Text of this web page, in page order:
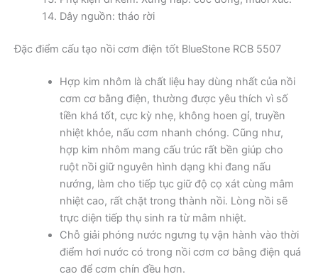
Dây nguồn: tháo rời
Đặc điểm cấu tạo nồi cơm điện tốt BlueStone RCB 5507
Hợp kim nhôm là chất liệu hay dùng nhất của nồi
cơm cơ bằng điện, thường được yêu thích vì số
tiền khá tốt, cực kỳ nhẹ, không hoen gỉ, truyền
nhiệt khỏe, nấu cơm nhanh chóng. Cũng như,
hợp kim nhôm mang cấu trúc rất bền giúp cho
ruột nồi giữ nguyên hình dạng khi đang nấu
nướng, làm cho tiếp tục giữ độ cọ xát cùng mâm
nhiệt cao, rất chặt trong thành nồi. Lòng nồi sẽ
trực diện tiếp thụ sinh ra từ mâm nhiệt.
Chỗ giải phóng nước ngưng tụ vận hành vào thời
điểm hơi nước có trong nồi cơm cơ bằng điện quá
cao để cơm chín đều hơn.